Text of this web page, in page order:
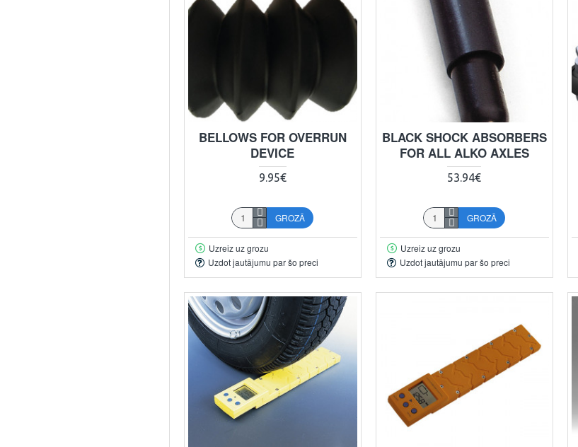
BELLOWS FOR OVERRUN
DEVICE
9.95€
GROZĀ
Uzreiz uz grozu
Uzdot jautājumu par šo preci
BLACK SHOCK ABSORBERS
FOR ALL ALKO AXLES
53.94€
GROZĀ
Uzreiz uz grozu
Uzdot jautājumu par šo preci